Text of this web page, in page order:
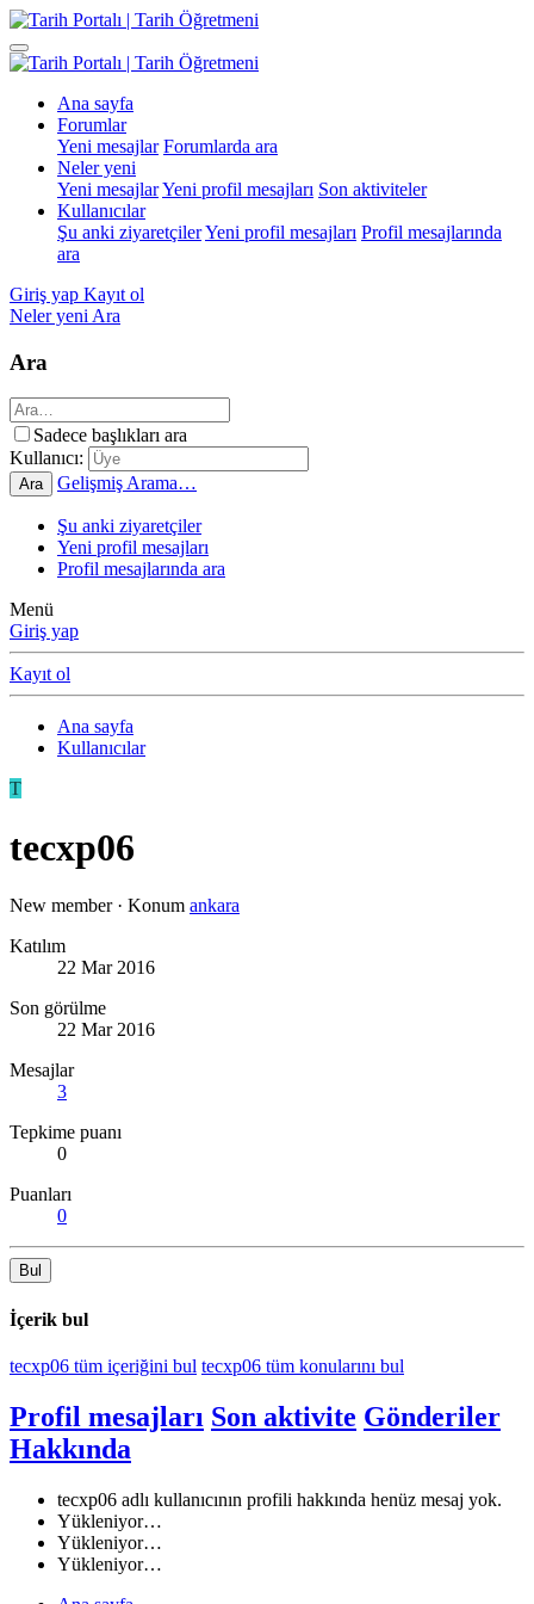
Ana sayfa
Forumlar
Yeni mesajlar Forumlarda ara
Neler yeni
Yeni mesajlarYeni profil mesajları Son aktiviteler
Kullanıcılar
Şu anki ziyaretçilerYeni profil mesajları Profil mesajlarında
ara
Giriş yap Kayıt ol
Neler yeni Ara
Ara
Sadece başlıkları ara
Kullanıcı:
Ara Gelişmiş Arama…
Şu anki ziyaretçiler
Yeni profil mesajları
Profil mesajlarında ara
Menü
Giriş yap
Kayıt ol
Ana sayfa
Kullanıcılar
T
tecxp06
New member · Konum ankara
Katılım
22 Mar 2016
Son görülme
22 Mar 2016
Mesajlar
3
Tepkime puanı
0
Puanları
0
Bul
İçerik bul
tecxp06 tüm içeriğini bul tecxp06 tüm konularını bul
Profil mesajları Son aktivite Gönderiler
Hakkında
tecxp06 adlı kullanıcının profili hakkında henüz mesaj yok.
Yükleniyor…
Yükleniyor…
Yükleniyor…